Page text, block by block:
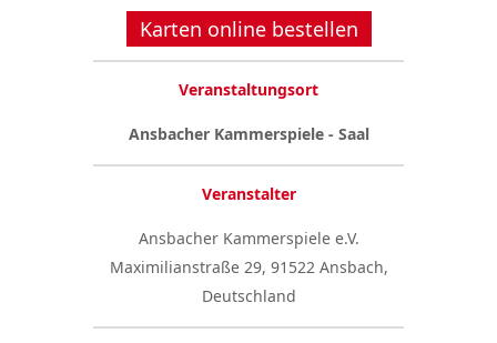
Karten online bestellen
Veranstaltungsort
Ansbacher Kammerspiele - Saal
Veranstalter
Ansbacher Kammerspiele e.V.
Maximilianstraße 29, 91522 Ansbach,
Deutschland